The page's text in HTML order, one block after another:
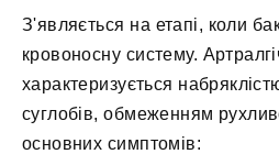
З'являється на етапі, коли
кровоносну систему.
характеризується
суглобів, обмеженням
основних симптомів: